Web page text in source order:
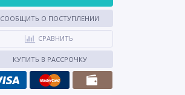
СООБЩИТЬ О ПОСТУПЛЕНИИ
СРАВНИТЬ
КУПИТЬ В РАССРОЧКУ